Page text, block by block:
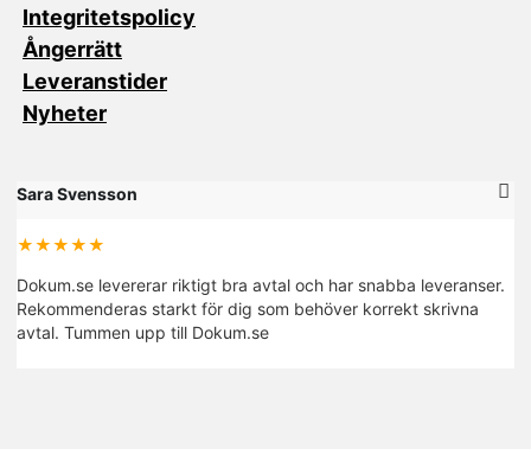
Integritetspolicy
Ångerrätt
Leveranstider
Nyheter
Sara Svensson
★★★★★
Dokum.se levererar riktigt bra avtal och har snabba leveranser.
Rekommenderas starkt för dig som behöver korrekt skrivna
avtal. Tummen upp till Dokum.se